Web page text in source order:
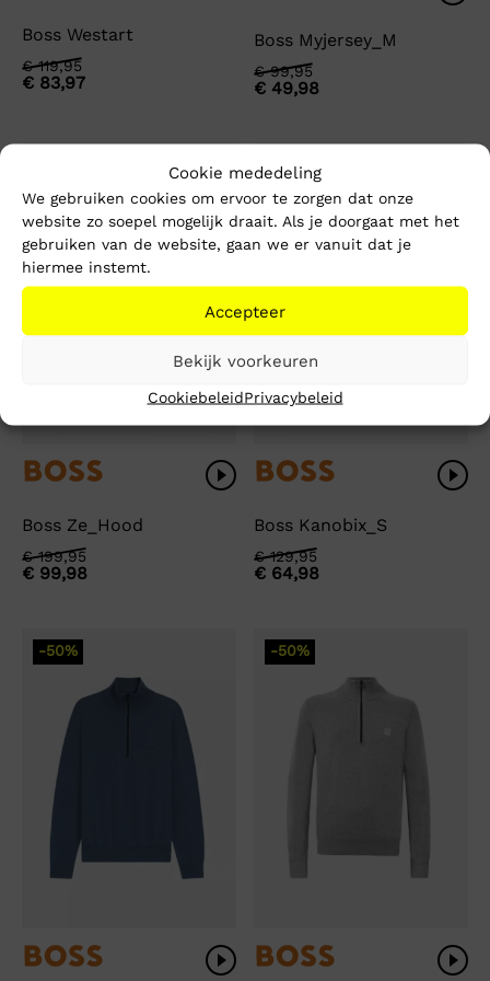
Cookie mededeling
We gebruiken cookies om ervoor te zorgen dat onze
website zo soepel mogelijk draait. Als je doorgaat met het
gebruiken van de website, gaan we er vanuit dat je
hiermee instemt.
Accepteer
Bekijk voorkeuren
CookiebeleidPrivacybeleid
Boss Westart
€119,95
Oorspronkelijke
prijs
€ 83,97
Huidige
prijs
Boss Myjersey_M
€99,95
Oorspronkelijke
prijs
€ 49,98
Huidige
prijs
Boss Ze_Hood
€199,95
Oorspronkelijke
prijs
€ 99,98
Huidige
prijs
-50%
Boss Kanobix_S
€129,95
Oorspronkelijke
prijs
€ 64,98
Huidige
prijs
-50% -50%